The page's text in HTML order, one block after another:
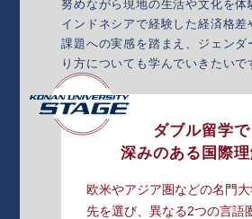
努めながら現地の生活や文化を体
インドネシアで経験した経済格差
課題への実感を踏まえ、ジェンダ
り方についても学んでいきたいで
ダブル留学で
深みのある国際
欧米やアジア圏などの名門
先を選び、異なる2つの言語